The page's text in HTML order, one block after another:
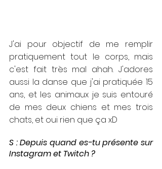
J'ai pour objectif de me remplir
pratiquement tout le corps, mais
c'est fait très mal ahah. J'adores
aussi la danse que j'ai pratiquée 15
ans, et les animaux je suis entouré
de mes deux chiens et mes trois
chats, et oui rien que ça xD
S : Depuis quand es-tu présente sur
Instagram et Twitch ?